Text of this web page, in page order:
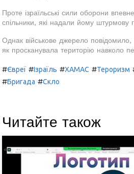
Проте ізраїльські сили оборони
спільники, які надали йому штурмову
Однак військове джерело
як просканувала територію навколо
#Євреї #Ізраїль #ХАМАС #Тероризм
#Бригада #Скло
Читайте також